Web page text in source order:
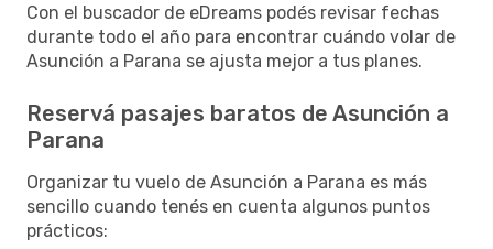
Con el buscador de eDreams podés revisar fechas
durante todo el año para encontrar cuándo volar de
Asunción a Parana se ajusta mejor a tus planes.
Reservá pasajes baratos de Asunción a
Parana
Organizar tu vuelo de Asunción a Parana es más
sencillo cuando tenés en cuenta algunos puntos
prácticos: